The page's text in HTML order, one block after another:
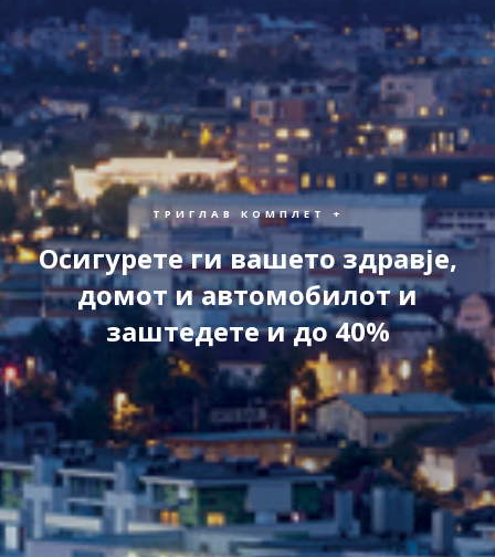
ТРИГЛАВ КОМПЛЕТ +
Осигурете ги вашето здравје,
домот и автомобилот и
заштедете и до 40%